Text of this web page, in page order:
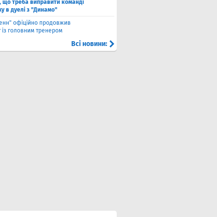
що треба виправити команді
в дуелі з "Динамо"
офіційно продовжив
із головним тренером
Всі новини: